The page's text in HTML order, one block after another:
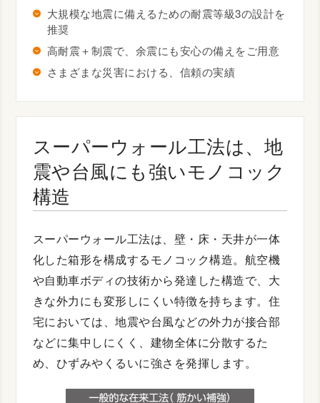
大規模な地震に備えるための耐震等級3の設計を
推奨
高耐震＋制震で、余震にも安心の備えをご用意
さまざまな災害における、信頼の実績
スーパーウォール工法は、地
震や台風にも強いモノコック
構造
スーパーウォール工法は、壁・床・天井が一体
化した箱形を構成するモノコック構造。航空機
や自動車ボディの技術から発達した構造で、大
きな外力にも変形しにくい特徴を持ちます。住
宅においては、地震や台風などの外力が接合部
などに集中しにくく、建物全体に分散するた
め、ひずみやくるいに強さを発揮します。